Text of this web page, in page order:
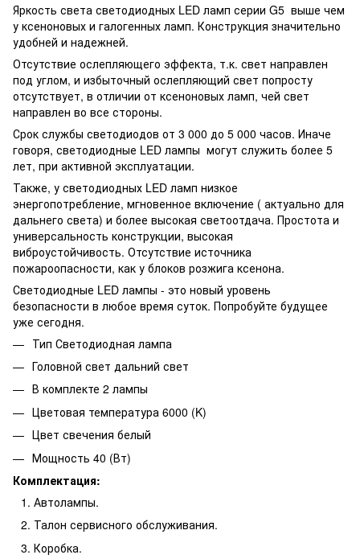
Яркость света светодиодных LED ламп серии G5 выше чем
у ксеноновых и галогенных ламп. Конструкция значительно
удобней и надежней.
Отсутствие ослепляющего эффекта, т.к. свет направлен
под углом, и избыточный ослепляющий свет попросту
отсутствует, в отличии от ксеноновых ламп, чей свет
направлен во все стороны.
Срок службы светодиодов от 3 000 до 5 000 часов. Иначе
говоря, светодиодные LED лампы могут служить более 5
лет, при активной эксплуатации.
Также, у светодиодных LED ламп низкое
энергопотребление, мгновенное включение ( актуально для
дальнего света) и более высокая светоотдача. Простота и
универсальность конструкции, высокая
виброустойчивость. Отсутствие источника
пожароопасности, как у блоков розжига ксенона.
Светодиодные LED лампы - это новый уровень
безопасности в любое время суток. Попробуйте будущее
уже сегодня.
Тип Светодиодная лампа
Головной свет дальний свет
В комплекте 2 лампы
Цветовая температура 6000 (K)
Цвет свечения белый
Мощность 40 (Вт)
Комплектация:
Автолампы.
Талон сервисного обслуживания.
Коробка.